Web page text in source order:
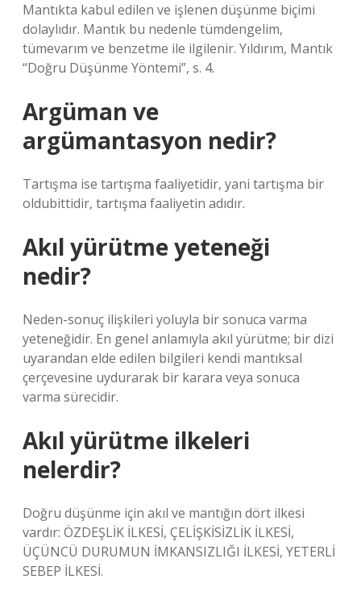
Mantıkta kabul edilen ve işlenen düşünme biçimi
dolaylıdır. Mantık bu nedenle tümdengelim,
tümevarım ve benzetme ile ilgilenir. Yıldırım, Mantık
“Doğru Düşünme Yöntemi”, s. 4.
Argüman ve
argümantasyon nedir?
Tartışma ise tartışma faaliyetidir, yani tartışma bir
oldubittidir, tartışma faaliyetin adıdır.
Akıl yürütme yeteneği
nedir?
Neden-sonuç ilişkileri yoluyla bir sonuca varma
yeteneğidir. En genel anlamıyla akıl yürütme; bir dizi
uyarandan elde edilen bilgileri kendi mantıksal
çerçevesine uydurarak bir karara veya sonuca
varma sürecidir.
Akıl yürütme ilkeleri
nelerdir?
Doğru düşünme için akıl ve mantığın dört ilkesi
vardır: ÖZDEŞLİK İLKESİ, ÇELİŞKİSİZLİK İLKESİ,
ÜÇÜNCÜ DURUMUN İMKANSIZLIĞI İLKESİ, YETERLİ
SEBEP İLKESİ.